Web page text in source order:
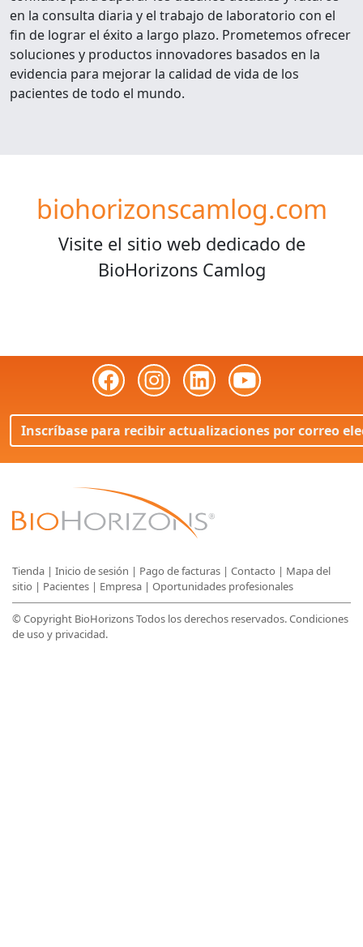
en la consulta diaria y el trabajo de laboratorio con el
fin de lograr el éxito a largo plazo. Prometemos ofrecer
soluciones y productos innovadores basados en la
evidencia para mejorar la calidad de vida de los
pacientes de todo el mundo.
biohorizonscamlog.com
Visite el sitio web dedicado de
BioHorizons Camlog
Inscríbase para recibir actualizaciones por correo
Tienda | Inicio de sesión | Pago de facturas | Contacto | Mapa del
sitio | Pacientes | Empresa | Oportunidades profesionales
© Copyright BioHorizons Todos los derechos reservados.Condiciones
de uso y privacidad.